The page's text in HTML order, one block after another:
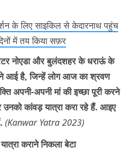
के लिए साइकिल से केदारनाथ पहुंच
में तय किया सफ़र
नोएडा और बुलंदशहर के धराऊं के
आई है, जिन्हें लोग आज का श्रवण
अपनी-अपनी मां की इच्छा पूरी करने
कांवड़ यात्रा करा रहे हैं. आइए
(Kanwar Yatra 2023)
कराने निकला बेटा